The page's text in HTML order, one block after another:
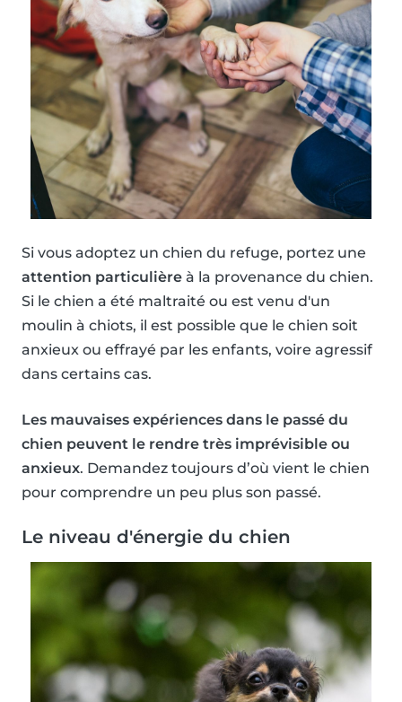
Si vous adoptez un chien du refuge, portez une
attention particulière à la provenance du chien.
Si le chien a été maltraité ou est venu d'un
moulin à chiots, il est possible que le chien soit
anxieux ou effrayé par les enfants, voire agressif
dans certains cas.
Les mauvaises expériences dans le passé du
chien peuvent le rendre très imprévisible ou
anxieux. Demandez toujours d’où vient le chien
pour comprendre un peu plus son passé.
Le niveau d'énergie du chien